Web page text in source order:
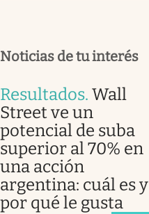
Noticias de tu interés
Resultados. Wall
Street ve un
potencial de suba
superior al 70% en
una acción
argentina: cuál es y
por qué le gusta